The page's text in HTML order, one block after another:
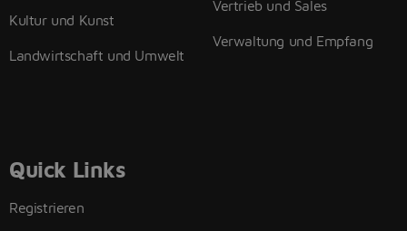
Kultur und Kunst
Landwirtschaft und Umwelt
Vertrieb und Sales
Verwaltung und Empfang
Quick Links
Registrieren